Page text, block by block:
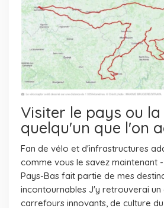
Visiter le pays ou la
quelqu'un que l'on
Fan de vélo et d'infrastructures
comme vous le savez maintenant
Pays-Bas fait partie de mes
incontournables J'y retrouverai un
carrefours innovants, de culture